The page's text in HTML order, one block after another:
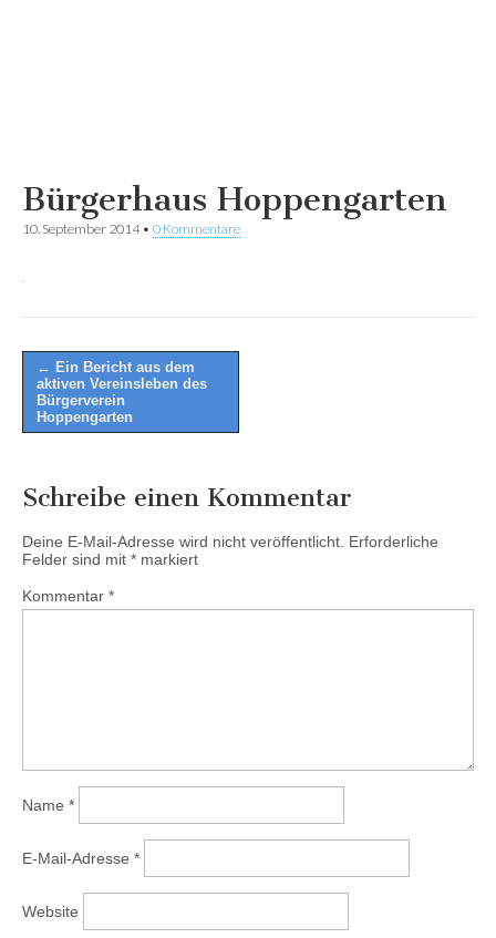
Bürgerhaus Hoppengarten
10. September 2014• 0 Kommentare
Post
navigation
← Ein Bericht aus dem
aktiven Vereinsleben des
Bürgerverein
Hoppengarten
Schreibe einen Kommentar
Deine E-Mail-Adresse wird nicht veröffentlicht. Erforderliche
Felder sind mit * markiert
Kommentar *
Name *
E-Mail-Adresse *
Website